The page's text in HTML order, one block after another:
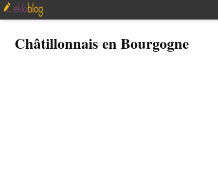
Châtillonnais en Bourgogne